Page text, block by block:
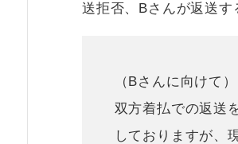
送拒否、Bさんが返送す
（Bさんに向けて）
双方着払での返送
しておりますが、